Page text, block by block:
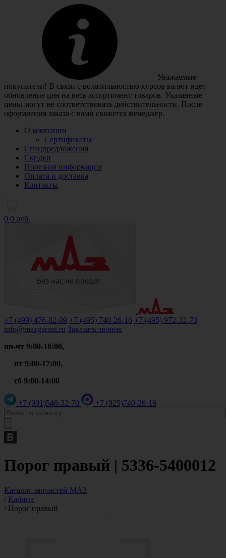
Уважаемые
покупатели! В связи с волатильностью курсов валют идет
обновление цен на весь ассортимент товаров. Указанные
цены могут не соответствовать действительности. После
оформления заказа с вами свяжется менеджер.
О компании
Сертификаты
Спецпредложения
Скидки
Полезная информация
Оплата и доставка
Контакты
0 0 руб.
+7 (499) 476-82-09 +7 (495) 740-26-16 +7 (495) 972-32-70
info@mazgarant.ru Заказать звонок
пн-чт 9:00-18:00,
пт 9:00-17:00,
сб 9:00-14:00
+7 (901)546-32-70 +7 (925)740-26-16
Порог правый | 5336-5400012
Каталог запчастей МАЗ
/ Кабина
/ Порог правый